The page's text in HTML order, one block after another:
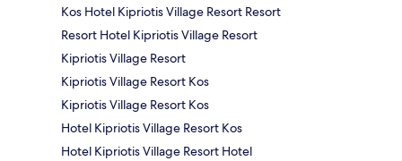
Kos Hotel Kipriotis Village Resort Resort
Resort Hotel Kipriotis Village Resort
Kipriotis Village Resort
Kipriotis Village Resort Kos
Kipriotis Village Resort Kos
Hotel Kipriotis Village Resort Kos
Hotel Kipriotis Village Resort Hotel